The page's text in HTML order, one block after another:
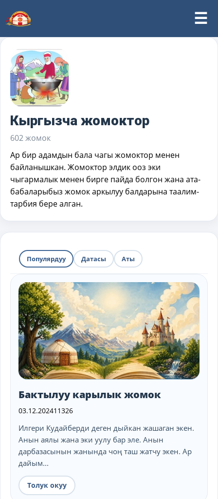
Кыргызча жомоктор
602 жомок
Ар бир адамдын бала чагы жомоктор менен
байланышкан. Жомоктор элдик ооз эки
чыгармалык менен бирге пайда болгон жана ата-
бабаларыбыз жомок аркылуу балдарына таалим-
тарбия бере алган.
Популярдуу Датасы Аты
Бактылуу карылык жомок
03.12.202411326
Илгери Кудайберди деген дыйкан жашаган экен.
Анын аялы жана эки уулу бар эле. Анын
дарбазасынын жанында чоң таш жатчу экен. Ар
дайым...
Толук окуу